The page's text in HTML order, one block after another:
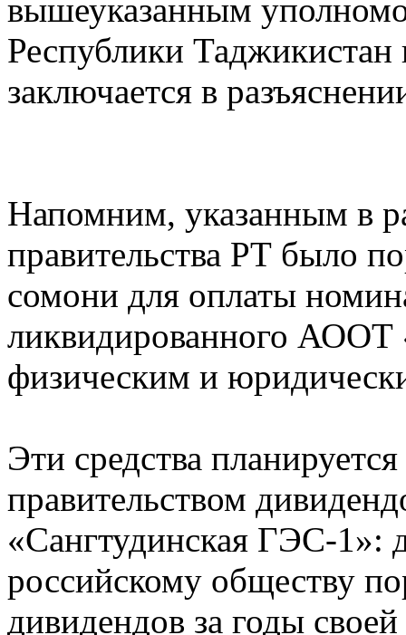
вышеуказанным
Республики
заключается в
Напомним, указанным в
правительства РТ было
сомони для оплаты
ликвидированного АООТ
физическим и
Эти средства
правительством
«Сангтудинская ГЭС-1»:
российскому обществу
дивидендов за годы